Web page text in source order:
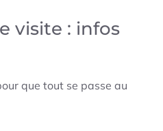
visite : infos
que tout se passe au